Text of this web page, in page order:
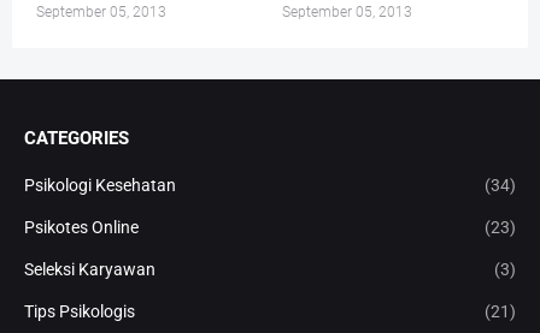
September 05, 2013 September 05, 2013
CATEGORIES
Psikologi Kesehatan (34)
Psikotes Online (23)
Seleksi Karyawan (3)
Tips Psikologis (21)